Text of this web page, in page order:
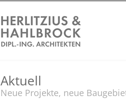
Aktuell
Neue Projekte, neue